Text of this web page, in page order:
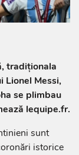
tradiţionala
Lionel Messi,
se plimbau
lequipe.fr.
sunt
istorice